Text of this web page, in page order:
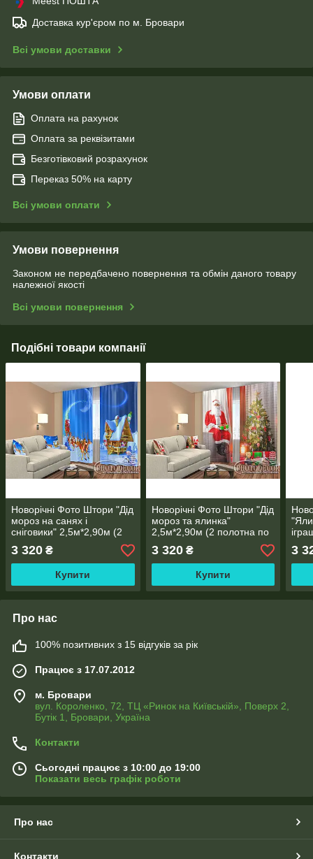
Доставка кур'єром по м. Бровари
Всі умови доставки
Умови оплати
Оплата на рахунок
Оплата за реквізитами
Безготівковий розрахунок
Переказ 50% на карту
Всі умови оплати
Умови повернення
Законом не передбачено повернення та обмін даного товару
належної якості
Всі умови повернення
Подібні товари компанії
Новорічні Фото Штори "Дід
мороз на санях і
сніговики" 2,5м*2,90м (2
полотна по 1,45м), тасьма
3 320 ₴
Купити
Новорічні Фото Штори "Дід
мороз та ялинка"
2,5м*2,90м (2 полотна по
3 320₴
Купити
3
Про нас
100% позитивних з 15 відгуків за рік
Працює з 17.07.2012
м. Бровари
вул. Короленко, 72, ТЦ «Ринок на Київській», Поверх 2,
Бутік 1, Бровари, Україна
Контакти
Сьогодні працює з 10:00 до 19:00
Показати весь графік роботи
Про нас
Контакти